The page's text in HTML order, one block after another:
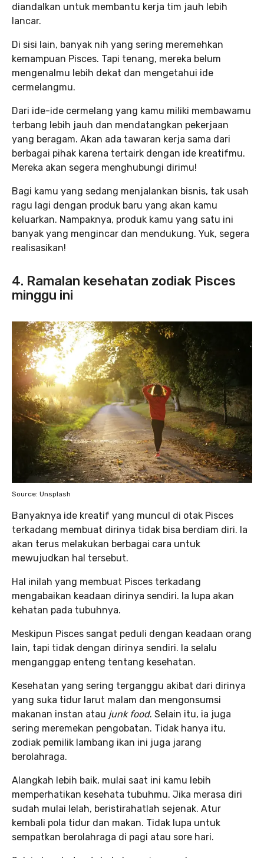
diandalkan untuk membantu kerja tim jauh lebih
lancar.
Di sisi lain, banyak nih yang sering meremehkan
kemampuan Pisces. Tapi tenang, mereka belum
mengenalmu lebih dekat dan mengetahui ide
cermelangmu.
Dari ide-ide cermelang yang kamu miliki membawamu
terbang lebih jauh dan mendatangkan pekerjaan
yang beragam. Akan ada tawaran kerja sama dari
berbagai pihak karena tertairk dengan ide kreatifmu.
Mereka akan segera menghubungi dirimu!
Bagi kamu yang sedang menjalankan bisnis, tak usah
ragu lagi dengan produk baru yang akan kamu
keluarkan. Nampaknya, produk kamu yang satu ini
banyak yang mengincar dan mendukung. Yuk, segera
realisasikan!
4. Ramalan kesehatan zodiak Pisces
minggu ini
Source: Unsplash
Banyaknya ide kreatif yang muncul di otak Pisces
terkadang membuat dirinya tidak bisa berdiam diri. Ia
akan terus melakukan berbagai cara untuk
mewujudkan hal tersebut.
Hal inilah yang membuat Pisces terkadang
mengabaikan keadaan dirinya sendiri. Ia lupa akan
kehatan pada tubuhnya.
Meskipun Pisces sangat peduli dengan keadaan orang
lain, tapi tidak dengan dirinya sendiri. Ia selalu
menganggap enteng tentang kesehatan.
Kesehatan yang sering terganggu akibat dari dirinya
yang suka tidur larut malam dan mengonsumsi
makanan instan atau junk food. Selain itu, ia juga
sering meremekan pengobatan. Tidak hanya itu,
zodiak pemilik lambang ikan ini juga jarang
berolahraga.
Alangkah lebih baik, mulai saat ini kamu lebih
memperhatikan kesehata tubuhmu. Jika merasa diri
sudah mulai lelah, beristirahatlah sejenak. Atur
kembali pola tidur dan makan. Tidak lupa untuk
sempatkan berolahraga di pagi atau sore hari.